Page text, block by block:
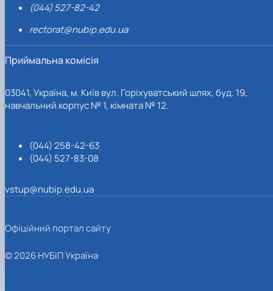
(044) 527-82-42
rectorat@nubip.edu.ua
Приймальна комісія
03041, Україна, м. Київ вул. Горіхуватський шлях, буд. 19,
навчальний корпус № 1, кімната № 12.
(044) 258-42-63
(044) 527-83-08
vstup@nubip.edu.ua
Офіційний портал сайту
© 2026 НУБІП Україна